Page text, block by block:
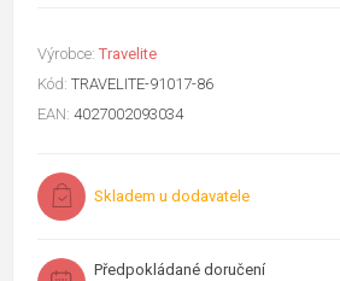
Výrobce: Travelite
Kód: TRAVELITE-91017-86
EAN: 4027002093034
Skladem u dodavatele
Předpokládané doručení